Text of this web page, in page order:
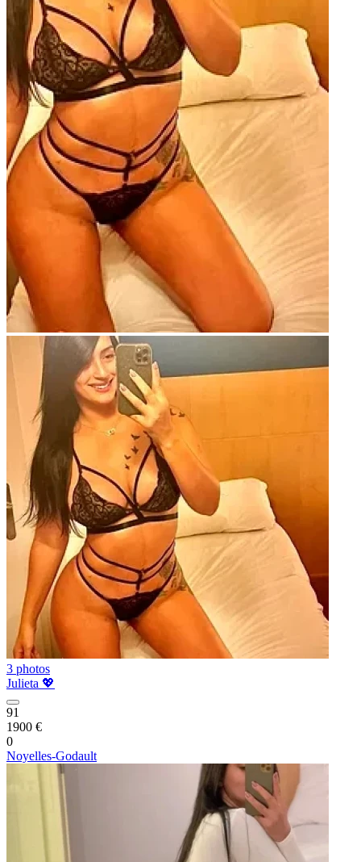
3 photos
Julieta 💖
91
1900 €
0
Noyelles-Godault